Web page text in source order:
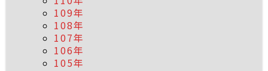
109年
108年
107年
106年
105年